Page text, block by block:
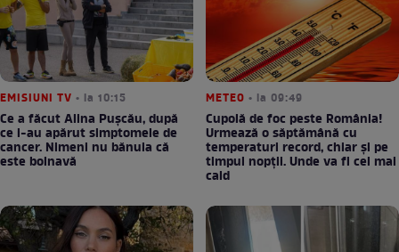
EMISIUNI TV • la 10:15
Ce a făcut Alina Pușcău, după
ce i-au apărut simptomele de
cancer. Nimeni nu bănuia că
este bolnavă
METEO • la 09:49
Cupolă de foc peste România!
Urmează o săptămână cu
temperaturi record, chiar și pe
timpul nopții. Unde va fi cel mai
cald